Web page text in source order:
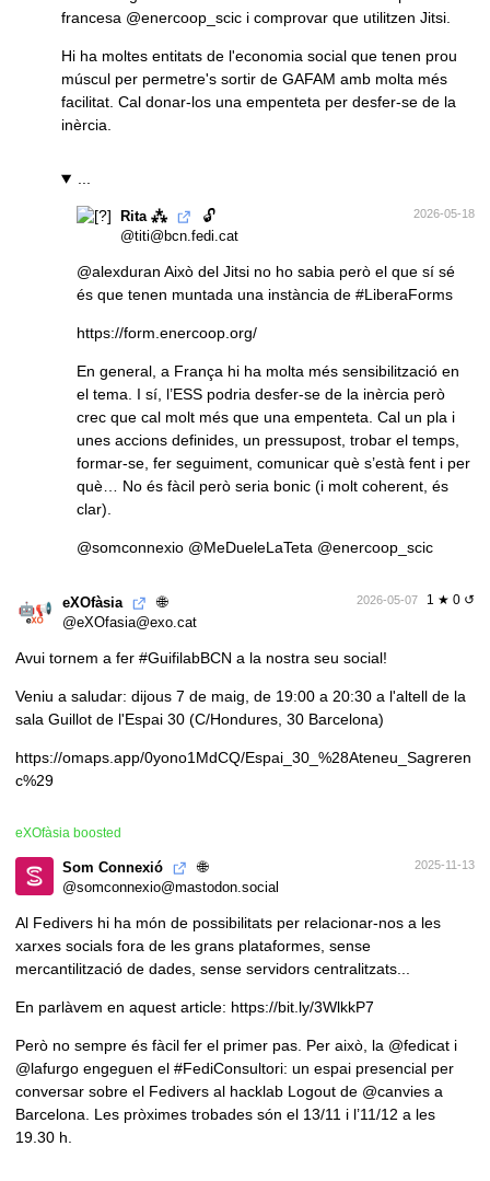
francesa @enercoop_scic i comprovar que utilitzen Jitsi.
Hi ha moltes entitats de l'economia social que tenen prou
múscul per permetre's sortir de GAFAM amb molta més
facilitat. Cal donar-los una empenteta per desfer-se de la
inèrcia.
...
Rita ⁂ 🔓 2026-05-18
@titi@bcn.fedi.cat
@alexduran Això del Jitsi no ho sabia però el que sí sé
és que tenen muntada una instància de #LiberaForms
https://form.enercoop.org/
En general, a França hi ha molta més sensibilització en
el tema. I sí, l’ESS podria desfer-se de la inèrcia però
crec que cal molt més que una empenteta. Cal un pla i
unes accions definides, un pressupost, trobar el temps,
formar-se, fer seguiment, comunicar què s’està fent i per
què… No és fàcil però seria bonic (i molt coherent, és
clar).
@somconnexio @MeDueleLaTeta @enercoop_scic
1 ★ 0 ↺
eXOfàsia 🌐 2026-05-07
@eXOfasia@exo.cat
Avui tornem a fer #GuifilabBCN a la nostra seu social!
Veniu a saludar: dijous 7 de maig, de 19:00 a 20:30 a l'altell de la
sala Guillot de l'Espai 30 (C/Hondures, 30 Barcelona)
https://omaps.app/0yono1MdCQ/Espai_30_%28Ateneu_Sagreren
c%29
eXOfàsia boosted
Som Connexió 🌐 2025-11-13
@somconnexio@mastodon.social
Al Fedivers hi ha món de possibilitats per relacionar-nos a les
xarxes socials fora de les grans plataformes, sense
mercantilització de dades, sense servidors centralitzats...
En parlàvem en aquest article: https://bit.ly/3WlkkP7
Però no sempre és fàcil fer el primer pas. Per això, la @fedicat i
@lafurgo engeguen el #FediConsultori: un espai presencial per
conversar sobre el Fedivers al hacklab Logout de @canvies a
Barcelona. Les pròximes trobades són el 13/11 i l’11/12 a les
19.30 h.